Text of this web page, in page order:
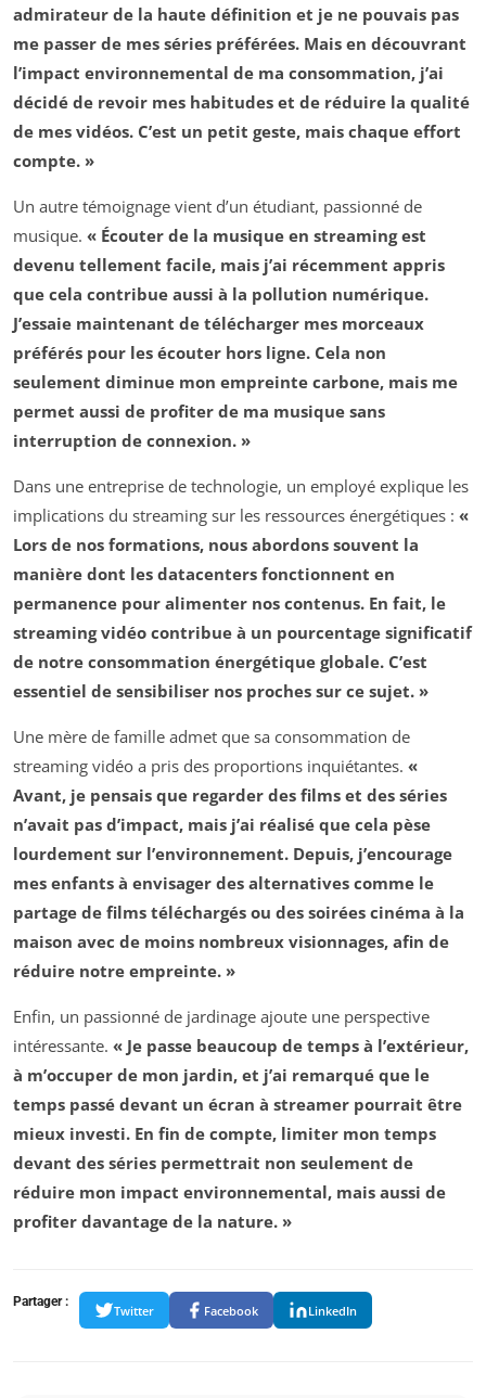
admirateur de la haute définition et je ne pouvais pas
me passer de mes séries préférées. Mais en découvrant
l’impact environnemental de ma consommation, j’ai
décidé de revoir mes habitudes et de réduire la qualité
de mes vidéos. C’est un petit geste, mais chaque effort
compte. »
Un autre témoignage vient d’un étudiant, passionné de
musique. « Écouter de la musique en streaming est
devenu tellement facile, mais j’ai récemment appris
que cela contribue aussi à la pollution numérique.
J’essaie maintenant de télécharger mes morceaux
préférés pour les écouter hors ligne. Cela non
seulement diminue mon empreinte carbone, mais me
permet aussi de profiter de ma musique sans
interruption de connexion. »
Dans une entreprise de technologie, un employé explique les
implications du streaming sur les ressources énergétiques : «
Lors de nos formations, nous abordons souvent la
manière dont les datacenters fonctionnent en
permanence pour alimenter nos contenus. En fait, le
streaming vidéo contribue à un pourcentage significatif
de notre consommation énergétique globale. C’est
essentiel de sensibiliser nos proches sur ce sujet. »
Une mère de famille admet que sa consommation de
streaming vidéo a pris des proportions inquiétantes. «
Avant, je pensais que regarder des films et des séries
n’avait pas d’impact, mais j’ai réalisé que cela pèse
lourdement sur l’environnement. Depuis, j’encourage
mes enfants à envisager des alternatives comme le
partage de films téléchargés ou des soirées cinéma à la
maison avec de moins nombreux visionnages, afin de
réduire notre empreinte. »
Enfin, un passionné de jardinage ajoute une perspective
intéressante. « Je passe beaucoup de temps à l’extérieur,
à m’occuper de mon jardin, et j’ai remarqué que le
temps passé devant un écran à streamer pourrait être
mieux investi. En fin de compte, limiter mon temps
devant des séries permettrait non seulement de
réduire mon impact environnemental, mais aussi de
profiter davantage de la nature. »
Partager :
Twitter Facebook LinkedIn